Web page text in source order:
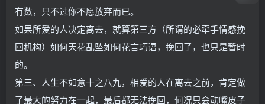
有数，只不过你不愿放弃而已。
如果所爱的人决定离去，就算第三方（所谓的必牵手情感挽
回机构）如何天花乱坠如何花言巧语，挽回了，也只是暂时
的。
第三、人生不如意十之八九，相爱的人在离去之前，肯定做
了最大的努力在一起，最后都无法挽回，何况只会动嘴皮子